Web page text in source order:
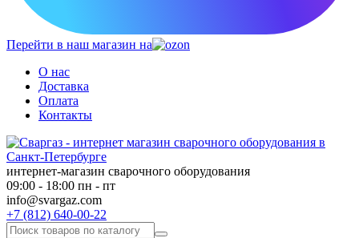
Перейти в наш магазин на
О нас
Доставка
Оплата
Контакты
интернет-магазин сварочного оборудования
09:00 - 18:00 пн - пт
info@svargaz.com
+7 (812) 640-00-22